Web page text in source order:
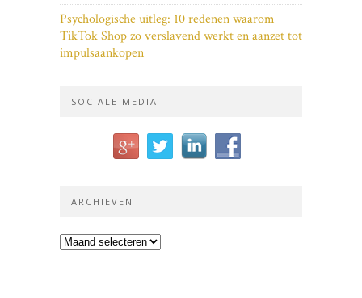
Psychologische uitleg: 10 redenen waarom
TikTok Shop zo verslavend werkt en aanzet tot
impulsaankopen
SOCIALE MEDIA
ARCHIEVEN
Archieven